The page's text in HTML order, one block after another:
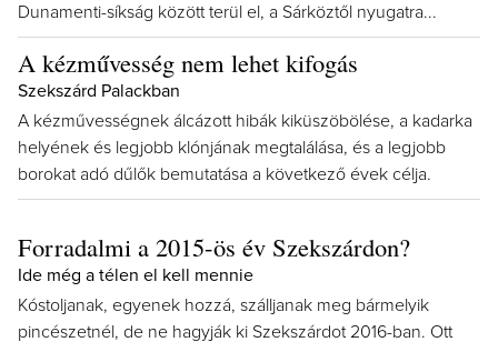
Dunamenti-síkság kö­zött terül el, a Sárköztől nyugatra...
A kézművesség nem lehet kifogás
Szekszárd Palackban
A kézművességnek álcázott hibák kiküszöbölése, a kadarka
helyének és legjobb klónjának megtalálása, és a legjobb
borokat adó dűlők bemutatása a következő évek célja.
Forradalmi a 2015-ös év Szekszárdon?
Ide még a télen el kell mennie
Kóstoljanak, egyenek hozzá, szálljanak meg bármelyik
pincészetnél, de ne hagyják ki Szekszárdot 2016-ban. Ott